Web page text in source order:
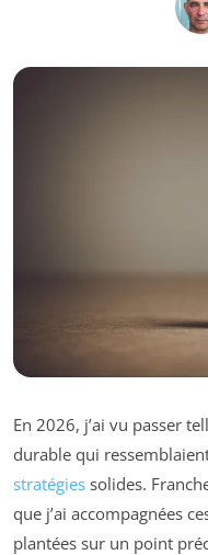
En 2026, j’ai vu passer
durable qui
stratégies solides.
que j’ai accompagnées
plantées sur un point